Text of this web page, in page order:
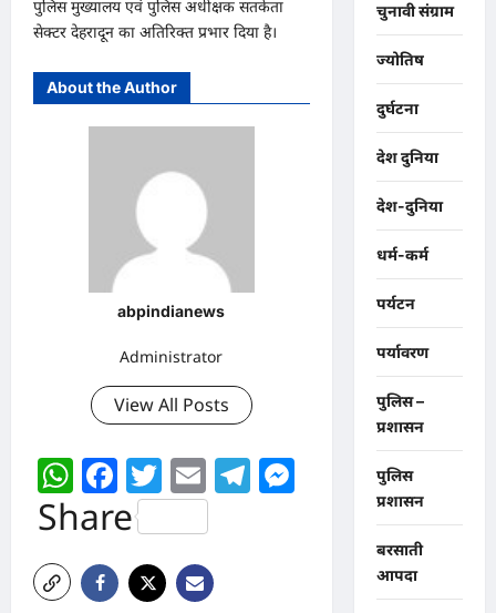
पुलिस मुख्यालय एवं पुलिस अधीक्षक सतर्कता
सेक्टर देहरादून का अतिरिक्त प्रभार दिया है।
About the Author
abpindianews
Administrator
View All Posts
WhatsApp
Facebook
Twitter
EmailTelegram
Messenger
Share
चुनावी संग्राम
ज्योतिष
दुर्घटना
देश दुनिया
देश-दुनिया
धर्म-कर्म
पर्यटन
पर्यावरण
पुलिस –
प्रशासन
पुलिस
प्रशासन
बरसाती
आपदा